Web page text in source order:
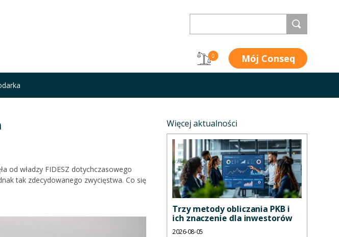
0 Mój Conseq
od władzy FIDESZ dotychczasowego
tak zdecydowanego zwycięstwa. Co się
Więcej aktualności
Trzy metody obliczania PKB i
ich znaczenie dla inwestorów
2026-08-05